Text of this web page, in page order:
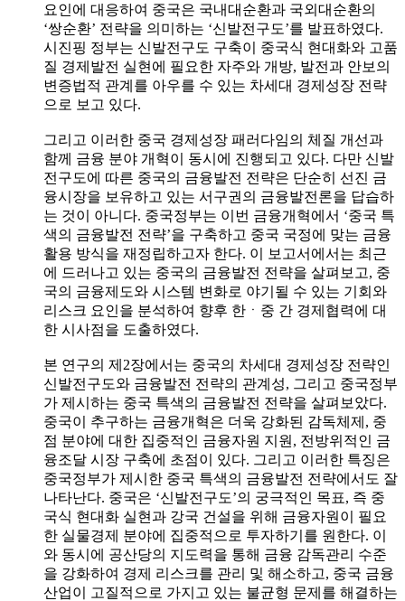
요인에 대응하여 중국은 국내대순환과 국외대순환의
‘쌍순환’ 전략을 의미하는 ‘신발전구도’를 발표하였다.
시진핑 정부는 신발전구도 구축이 중국식 현대화와 고품
질 경제발전 실현에 필요한 자주와 개방, 발전과 안보의
변증법적 관계를 아우를 수 있는 차세대 경제성장 전략
으로 보고 있다.
그리고 이러한 중국 경제성장 패러다임의 체질 개선과
함께 금융 분야 개혁이 동시에 진행되고 있다. 다만 신발
전구도에 따른 중국의 금융발전 전략은 단순히 선진 금
융시장을 보유하고 있는 서구권의 금융발전론을 답습하
는 것이 아니다. 중국정부는 이번 금융개혁에서 ‘중국 특
색의 금융발전 전략’을 구축하고 중국 국정에 맞는 금융
활용 방식을 재정립하고자 한다. 이 보고서에서는 최근
에 드러나고 있는 중국의 금융발전 전략을 살펴보고, 중
국의 금융제도와 시스템 변화로 야기될 수 있는 기회와
리스크 요인을 분석하여 향후 한ㆍ중 간 경제협력에 대
한 시사점을 도출하였다.
본 연구의 제2장에서는 중국의 차세대 경제성장 전략인
신발전구도와 금융발전 전략의 관계성, 그리고 중국정부
가 제시하는 중국 특색의 금융발전 전략을 살펴보았다.
중국이 추구하는 금융개혁은 더욱 강화된 감독체제, 중
점 분야에 대한 집중적인 금융자원 지원, 전방위적인 금
융조달 시장 구축에 초점이 있다. 그리고 이러한 특징은
중국정부가 제시한 중국 특색의 금융발전 전략에서도 잘
나타난다. 중국은 ‘신발전구도’의 궁극적인 목표, 즉 중
국식 현대화 실현과 강국 건설을 위해 금융자원이 필요
한 실물경제 분야에 집중적으로 투자하기를 원한다. 이
와 동시에 공산당의 지도력을 통해 금융 감독관리 수준
을 강화하여 경제 리스크를 관리 및 해소하고, 중국 금융
산업이 고질적으로 가지고 있는 불균형 문제를 해결하는